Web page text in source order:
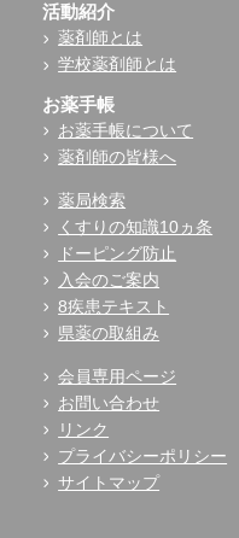
活動紹介
薬剤師とは
学校薬剤師とは
お薬手帳
お薬手帳について
薬剤師の皆様へ
薬局検索
くすりの知識10ヵ条
ドーピング防止
入会のご案内
8疾患テキスト
県薬の取組み
会員専用ページ
お問い合わせ
リンク
プライバシーポリシー
サイトマップ